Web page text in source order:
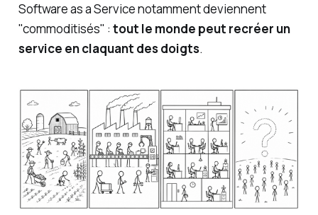
Software as a Service notamment deviennent
"commoditisés" : tout le monde peut recréer un
service en claquant des doigts.